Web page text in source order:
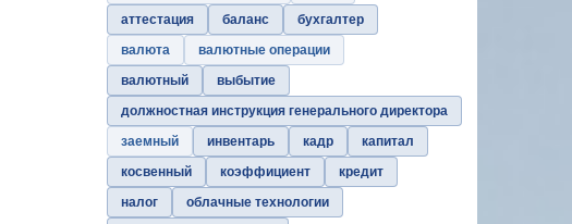
аттестация
баланс
бухгалтер
валюта
валютные операции
валютный
выбытие
должностная инструкция генерального директора
заемный
инвентарь кадр
капитал
косвенный
коэффициент
кредит
налог
облачные технологии